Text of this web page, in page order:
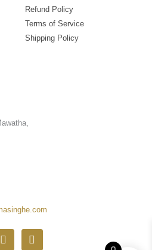
Refund Policy
Terms of Service
Shipping Policy
F
a
I
n